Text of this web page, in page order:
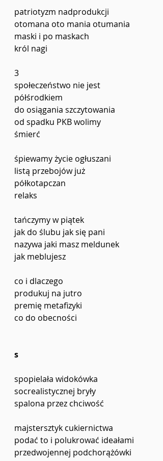
patriotyzm nadprodukcji
otomana oto mania otumania
maski i po maskach
król nagi
3
społeczeństwo nie jest
półśrodkiem
do osiągania szczytowania
od spadku PKB wolimy
śmierć
śpiewamy życie ogłuszani
listą przebojów już
półkotapczan
relaks
tańczymy w piątek
jak do ślubu jak się pani
nazywa jaki masz meldunek
jak meblujesz
co i dlaczego
produkuj na jutro
premię metafizyki
co do obecności
s
spopielała widokówka
socrealistycznej bryły
spalona przez chciwość
majstersztyk cukiernictwa
podać to i polukrować ideałami
przedwojennej podchorążówki